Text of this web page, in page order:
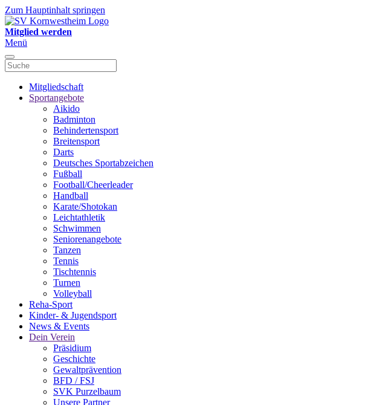
Zum Hauptinhalt springen
Mitglied werden
Menü
Mitgliedschaft
Sportangebote
Aikido
Badminton
Behindertensport
Breitensport
Darts
Deutsches Sportabzeichen
Fußball
Football/Cheerleader
Handball
Karate/Shotokan
Leichtathletik
Schwimmen
Seniorenangebote
Tanzen
Tennis
Tischtennis
Turnen
Volleyball
Reha-Sport
Kinder- & Jugendsport
News & Events
Dein Verein
Präsidium
Geschichte
Gewaltprävention
BFD / FSJ
SVK Purzelbaum
Unsere Partner